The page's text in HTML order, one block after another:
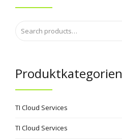
Produktkategorien
TI Cloud Services
TI Cloud Services